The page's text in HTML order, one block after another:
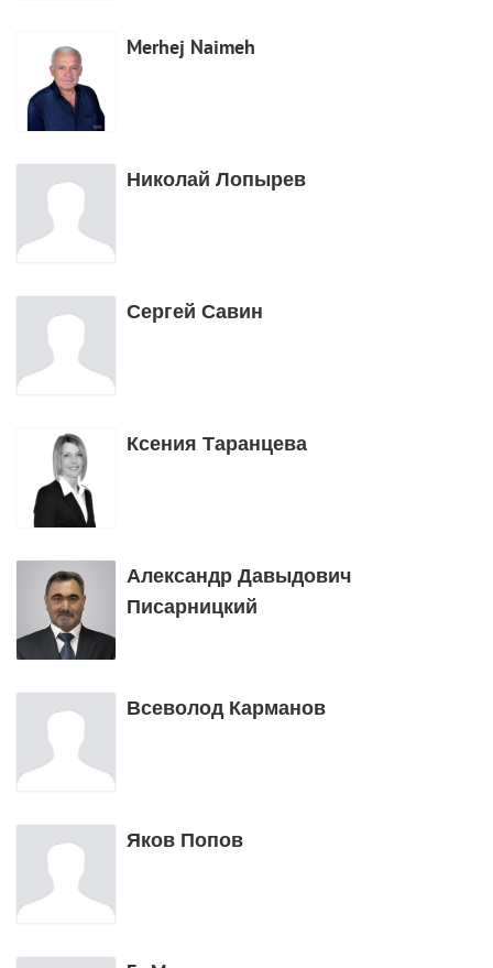
Merhej Naimeh
Николай Лопырев
Сергей Савин
Ксения Таранцева
Александр Давыдович
Писарницкий
Всеволод Карманов
Яков Попов